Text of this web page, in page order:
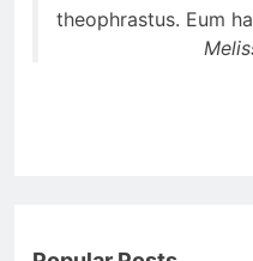
theophrastus. Eum